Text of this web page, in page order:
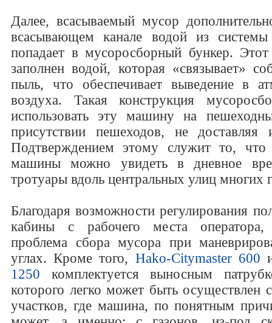
Далее, всасываемый мусор
всасывающем канале водой из
попадает в мусоросборный бункер. Этот
заполнен водой, которая «связывает»
пыль, что обеспечивает выведение в
воздуха. Такая конструкция
использовать эту машину на
присутствии пешеходов, не доставляя
Подтверждением этому служит то, что
машины можно увидеть в дневное
тротуары вдоль центральных улиц многих
Благодаря возможности регулирования
кабины с рабочего места оператора,
проблема сбора мусора при
углах. Кроме того, Hako-Citymaster 600
1250 комплектуется выносным
которого легко может быть осуществлен
участков, где машина, по понятным